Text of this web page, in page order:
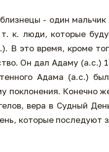
- один мальчик
к. люди, которые
В это время, кроме
Он дал Адаму (а.с.)
Адама (а.с.)
поклонения. Конечно
вера в Судный
которые последуют